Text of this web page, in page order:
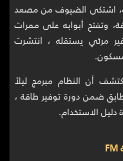
اشتكى الضيوف من مصعد
وتفتح أبوابه على ممرات
مرئي يستقله ، انتشرت
أن النظام مبرمج ليلاً
ضمن دورة توفير طاقة ،
دليل الاستخدام.